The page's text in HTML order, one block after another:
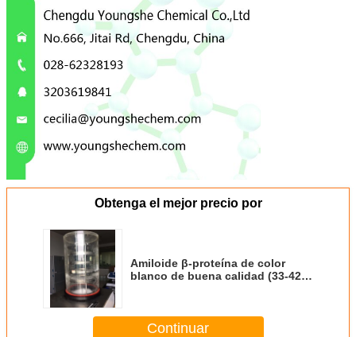
Obtenga el mejor precio por
Amiloide β-proteína de color
blanco de buena calidad (33-42),
Continuar